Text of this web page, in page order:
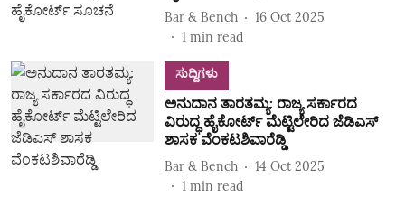
Bar & Bench
16 Oct 2025
1 min read
ಸುದ್ದಿಗಳು
ಅನುದಾನ ತಾರತಮ್ಯ: ರಾಜ್ಯ ಸರ್ಕಾರದ
ವಿರುದ್ಧ ಹೈಕೋರ್ಟ್‌ ಮೆಟ್ಟಿಲೇರಿದ ಜೆಡಿಎಸ್‌
ಶಾಸಕ ವೆಂಕಟಶಿವಾರೆಡ್ಡಿ
Bar & Bench
14 Oct 2025
1 min read